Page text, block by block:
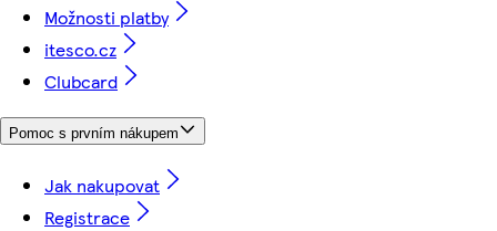
Možnosti platby
itesco.cz
Clubcard
Pomoc s prvním nákupem
Jak nakupovat
Registrace